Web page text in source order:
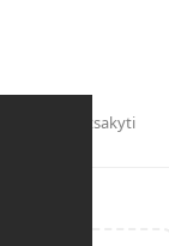
Atsakyti